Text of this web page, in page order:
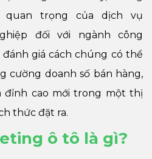
trọng của dịch vụ
đối với ngành công
giá cách chúng có thể
cường doanh số bán hàng,
đỉnh cao mới trong một thị
thức đặt ra.
ô tô là gì?